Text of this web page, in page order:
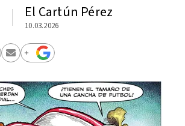
El Cartún Pérez
10.03.2026